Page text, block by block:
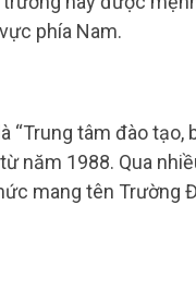
phía Nam.
“Trung tâm đào tạo,
năm 1988. Qua
mang tên Trường